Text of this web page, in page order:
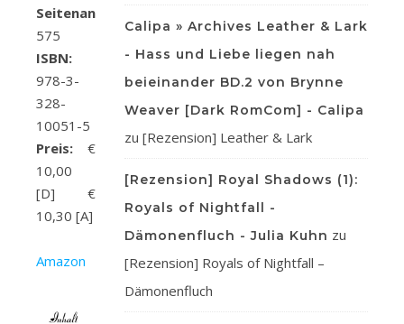
Seitenanzahl:
575
ISBN:
978-3-
328-
10051-5
Preis: €
10,00
[D] €
10,30 [A]
Amazon
Calipa » Archives Leather & Lark
- Hass und Liebe liegen nah
beieinander BD.2 von Brynne
Weaver [Dark RomCom] - Calipa
zu [Rezension] Leather & Lark
[Rezension] Royal Shadows (1):
Royals of Nightfall -
Dämonenfluch - Julia Kuhn zu
[Rezension] Royals of Nightfall –
Dämonenfluch